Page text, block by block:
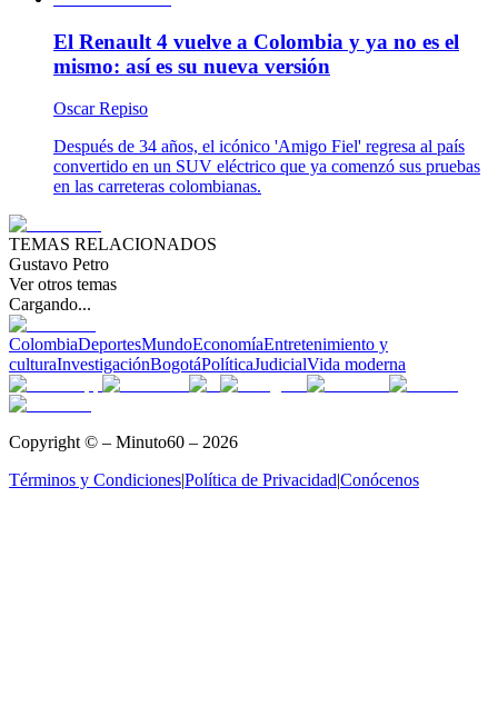
El Renault 4 vuelve a Colombia y ya no es el
mismo: así es su nueva versión
Oscar Repiso
Después de 34 años, el icónico 'Amigo Fiel' regresa al país
convertido en un SUV eléctrico que ya comenzó sus pruebas
en las carreteras colombianas.
TEMAS RELACIONADOS
Gustavo Petro
Ver otros temas
Cargando...
ColombiaDeportesMundoEconomíaEntretenimiento y
culturaInvestigaciónBogotáPolíticaJudicialVida moderna
Copyright © – Minuto60 – 2026
Términos y Condiciones|Política de Privacidad|Conócenos